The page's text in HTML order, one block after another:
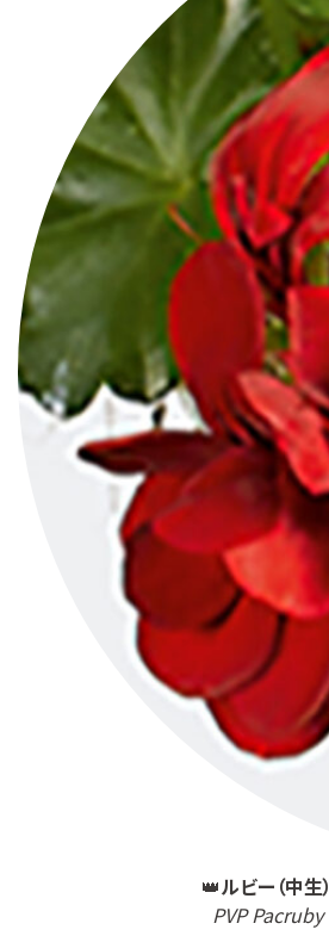
👑ルビー（中生）
PVP Pacruby